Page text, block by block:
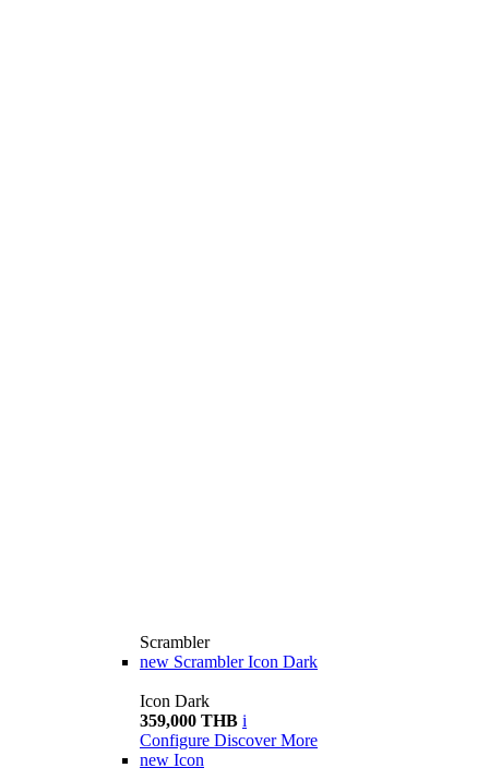
Scrambler
new Scrambler Icon Dark
Icon Dark
359,000 THB i
Configure Discover More
new Icon